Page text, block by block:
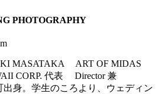
PHOTOGRAPHY
MASATAKA ART OF MIDAS
CORP. 代表 Director 兼
身。学生のころより、ウェディン